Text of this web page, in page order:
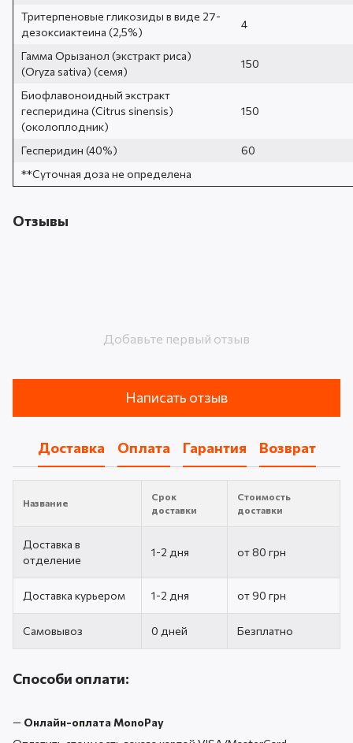
Тритерпеновые гликозиды в виде 27-
дезоксиактеина (2,5%)
4
Гамма Орызанол (экстракт риса)
(Oryza sativa) (семя)
150
Биофлавоноидный экстракт
гесперидина (Citrus sinensis)
(околоплодник)
150
Гесперидин (40%)
60
**Суточная доза не определена
Отзывы
Добавьте первый отзыв
Написать отзыв
Доставка Оплата Гарантия Возврат
Название
Срок
доставки
Стоимость
доставки
Доставка в
отделение
1-2 дня от 80 грн
Доставка курьером 1-2 дня от 90 грн
Самовывоз 0 дней Безплатно
Способи оплати:
— Онлайн-оплата MonoPay